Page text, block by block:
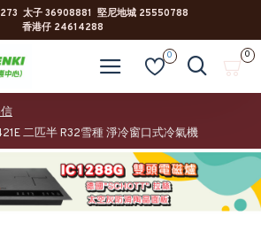
太子 36908881 堅尼地城 25550788
香港仔 24614288
0 0
二匹半 R32雪種 淨冷窗口式冷氣機